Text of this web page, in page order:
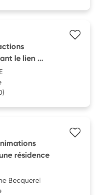
le lien ...
résidence
Becquerel